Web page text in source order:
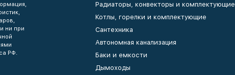
ни при
РФ.
Радиаторы, конвекторы и комплектующие
Котлы, горелки и комплектующие
Сантехника
Автономная канализация
Баки и емкости
Дымоходы